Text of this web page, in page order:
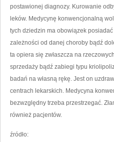
postawionej diagnozy. Kurowanie
leków. Medycynę konwencjonalną
tych dziedzin ma obowiązek
zależności od danej choroby bądź
ta opiera się zwłaszcza na
sprzedaży bądź zabiegi typu
badań na własną rękę. Jest on
centrach lekarskich. Medycyna
bezwzględny trzeba przestrzegać.
również pacjentów.
źródło: